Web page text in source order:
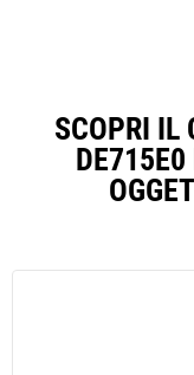
SCOPRI IL
DE715E0